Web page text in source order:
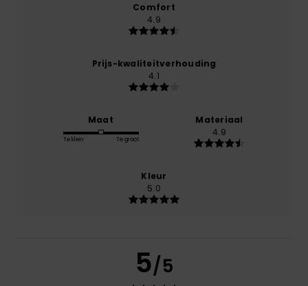
Comfort
4.9
Prijs-kwaliteitverhouding
4.1
Maat
Te klein Te groot
Materiaal
4.9
Kleur
5.0
5/5